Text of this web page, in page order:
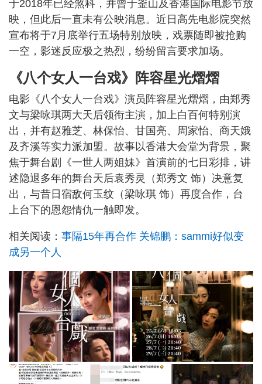
于2018年已经煞科，并曾于釜山及香港国际电影节放
映，但此后一直未有公映消息。近日高先电影院突然
宣布将于7月底举行五场特别放映，戏票随即被抢购
一空，影迷反应极之热烈，纷纷留言要求加场。
《八个女人一台戏》阵容星光熠熠
电影《八个女人一台戏》演员阵容星光熠熠，由郑秀
文与梁咏琪两大天后领衔主演，加上白百何特别演
出，并有赵雅芝、林保怡、甘国亮、周家怡、商天娥
及齐溪等实力派加盟。故事以香港大会堂为背景，聚
焦于舞台剧《一世人两姐妹》首演前的七日彩排，讲
述隐退多年的舞台天后袁秀灵（郑秀文 饰）决意复
出，与昔日宿敌何玉纹（梁咏琪 饰）再度合作，台
上台下的恩怨情仇一触即发。
相关阅读： 事隔15年再合作 关锦鹏：sammi好似变
成另一个人